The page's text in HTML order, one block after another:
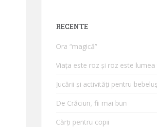
RECENTE
Ora “magică”
Viața este roz și roz este
Jucării și activități pentru
De Crăciun, fii mai bun
Cărți pentru copii